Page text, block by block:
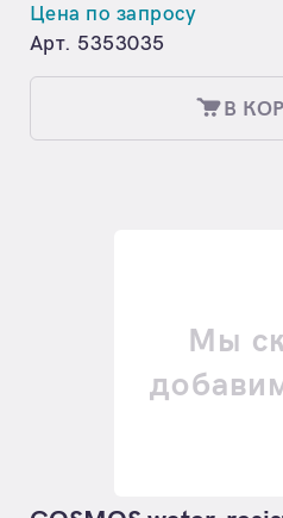
Цена по запросу
Арт. 5353035
В
Мы